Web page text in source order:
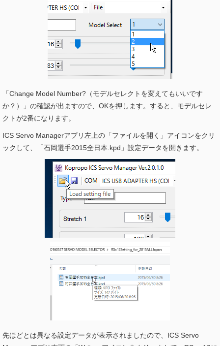
「Change Model Number?（モデルセレクトを変えてもいいです
か？）」の確認が出ますので、OKを押します。すると、モデルセレ
クトが2番になります。
ICS Servo Managerアプリ左上の「ファイルを開く」アイコンをクリ
ックして、「石岡選手2015全日本.kpd」設定データを開きます。
先ほどとは異なる設定データが表示されましたので、ICS Servo